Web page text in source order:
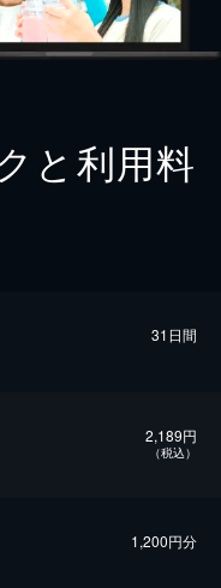
と利用料
31日間
2,189円
（税込）
1,200円分